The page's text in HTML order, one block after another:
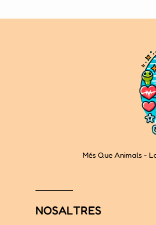
Més Que Animals -
NOSALTRES